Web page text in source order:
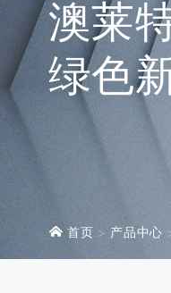
澳莱
绿色
首页 产品中心